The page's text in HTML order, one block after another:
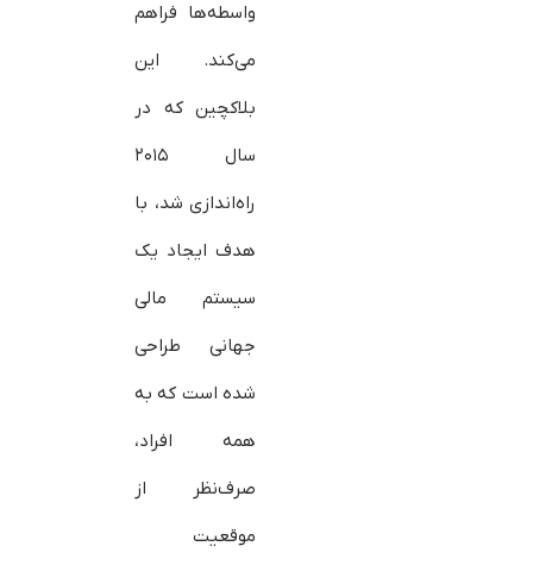
واسطه‌ها فراهم
می‌کند. این
بلاکچین که در
سال ۲۰۱۵
راه‌اندازی شد، با
هدف ایجاد یک
سیستم مالی
جهانی طراحی
شده است که به
همه افراد،
صرف‌نظر از
موقعیت